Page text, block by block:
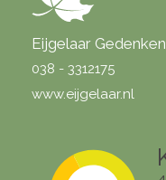
Eijgelaar Gedenken
038 - 3312175
www.eijgelaar.nl